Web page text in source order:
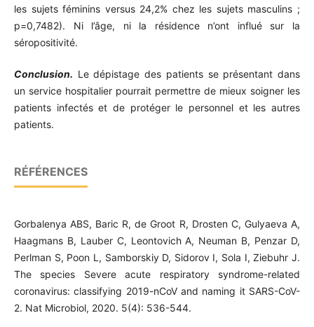
les sujets féminins versus 24,2% chez les sujets masculins ;
p=0,7482). Ni l’âge, ni la résidence n’ont influé sur la
séropositivité.
Conclusion. Le dépistage des patients se présentant dans
un service hospitalier pourrait permettre de mieux soigner les
patients infectés et de protéger le personnel et les autres
patients.
RÉFÉRENCES
Gorbalenya ABS, Baric R, de Groot R, Drosten C, Gulyaeva A,
Haagmans B, Lauber C, Leontovich A, Neuman B, Penzar D,
Perlman S, Poon L, Samborskiy D, Sidorov I, Sola I, Ziebuhr J.
The species Severe acute respiratory syndrome-related
coronavirus: classifying 2019-nCoV and naming it SARS-CoV-
2. Nat Microbiol, 2020. 5(4): 536-544.